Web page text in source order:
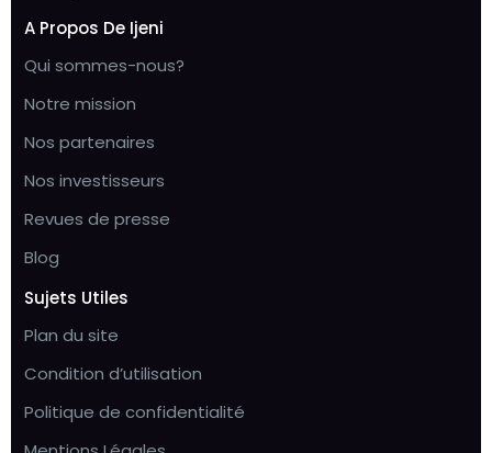
A Propos De Ijeni
Qui sommes-nous?
Notre mission
Nos partenaires
Nos investisseurs
Revues de presse
Blog
Sujets Utiles
Plan du site
Condition d’utilisation
Politique de confidentialité